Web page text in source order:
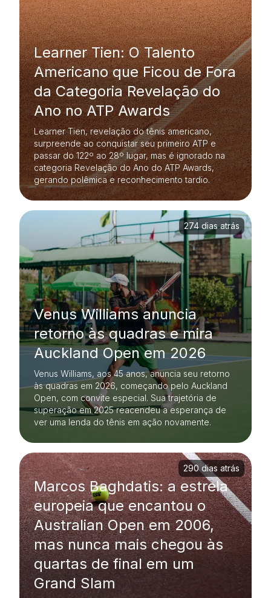
Learner Tien: O Talento
Americano que Ficou de Fora
da Categoria Revelação do
Ano no ATP Awards
Learner Tien, revelação do tênis americano,
surpreende ao conquistar seu primeiro ATP e
passar do 122º ao 28º lugar, mas é ignorado na
categoria Revelação do Ano do ATP Awards,
gerando polêmica e reconhecimento tardio.
Venus Williams anuncia
retorno às quadras e mira
Auckland Open em 2026
Venus Williams, aos 45 anos, anuncia seu retorno
às quadras em 2026, começando pelo Auckland
Open, com convite especial. Sua trajetória de
superação em 2025 reacendeu a esperança de
ver uma lenda do tênis em ação novamente.
274 dias atrás
Marcos Baghdatis: a estrela
europeia que encantou o
Australian Open em 2006,
mas nunca mais chegou às
quartas de final em um
Grand Slam
290 dias atrás